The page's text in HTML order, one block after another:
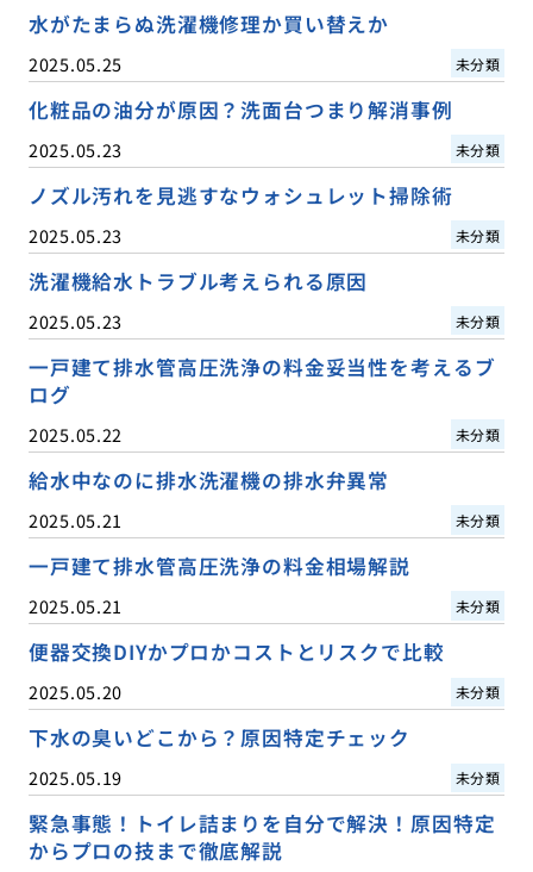
水がたまらぬ洗濯機修理か買い替えか
2025.05.25 未分類
化粧品の油分が原因？洗面台つまり解消事例
2025.05.23 未分類
ノズル汚れを見逃すなウォシュレット掃除術
2025.05.23 未分類
洗濯機給水トラブル考えられる原因
2025.05.23 未分類
一戸建て排水管高圧洗浄の料金妥当性を考えるブ
ログ
2025.05.22 未分類
給水中なのに排水洗濯機の排水弁異常
2025.05.21 未分類
一戸建て排水管高圧洗浄の料金相場解説
2025.05.21 未分類
便器交換DIYかプロかコストとリスクで比較
2025.05.20 未分類
下水の臭いどこから？原因特定チェック
2025.05.19 未分類
緊急事態！トイレ詰まりを自分で解決！原因特定
からプロの技まで徹底解説